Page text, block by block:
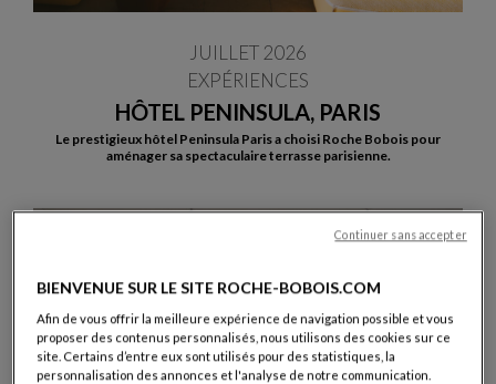
HÔTEL PENINSULA, PARIS
JUILLET 2026
EXPÉRIENCES
Le prestigieux hôtel Peninsula Paris a choisi Roche Bobois pour
aménager sa spectaculaire terrasse parisienne.
BIENVENUE SUR LE SITE ROCHE-BOBOIS.COM
Afin de vous offrir la meilleure expérience de navigation possible et vous
proposer des contenus personnalisés, nous utilisons des cookies sur ce
site. Certains d’entre eux sont utilisés pour des statistiques, la
personnalisation des annonces et l'analyse de notre communication.
Continuer sans accepter